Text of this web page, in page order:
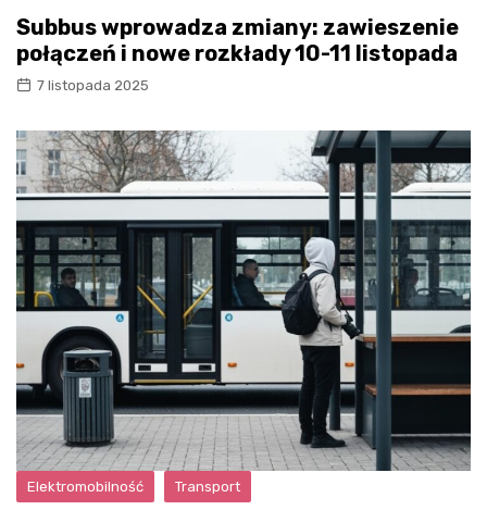
Subbus wprowadza zmiany: zawieszenie
połączeń i nowe rozkłady 10-11 listopada
7 listopada 2025
Elektromobilność Transport